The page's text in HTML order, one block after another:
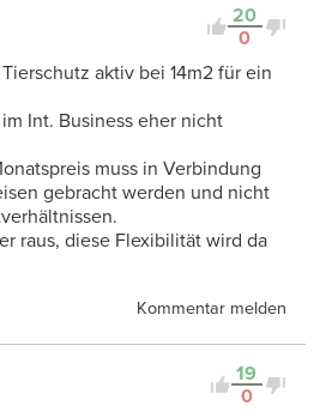
20
0
aktiv bei 14m2 für ein
Int. Business eher nicht
muss in Verbindung
gebracht werden und nicht
raus, diese Flexibilität wird da
Kommentar melden
19
0